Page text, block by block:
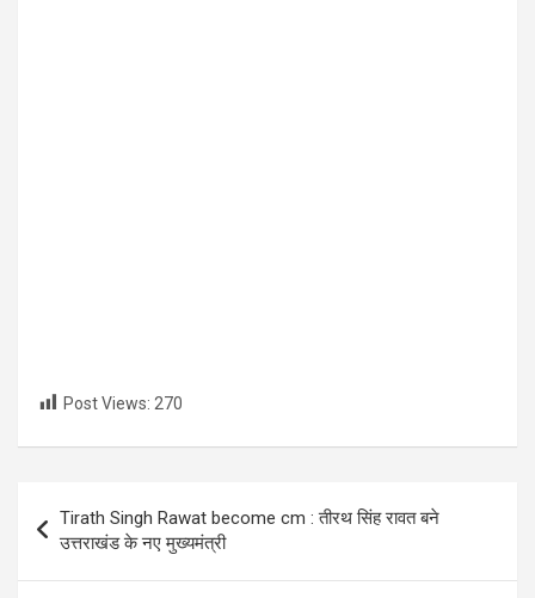
Post Views: 270
navigation
Tirath Singh Rawat become cm : तीरथ सिंह रावत बने
उत्तराखंड के नए मुख्यमंत्री